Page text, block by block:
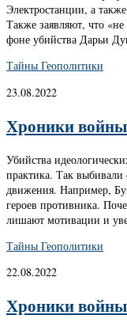
Электростанции, а
Также заявляют, что
фоне убийства Дарьи
Тайны Геополитики
23.08.2022
Хроники войны
Убийства
практика. Так выбивали
движения. Например,
героев противника.
лишают мотивации и
Тайны Геополитики
22.08.2022
Хроники войны